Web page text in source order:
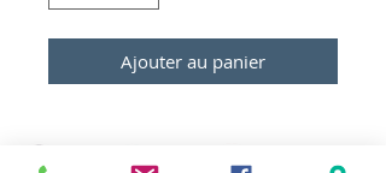
Ajouter au panier